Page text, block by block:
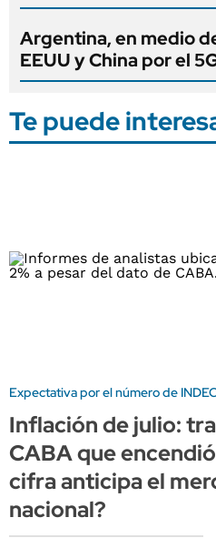
Argentina, en medio
EEUU y China por el
Te puede
Expectativa por el número de
Inflación de julio:
CABA que
cifra anticipa el
nacional?